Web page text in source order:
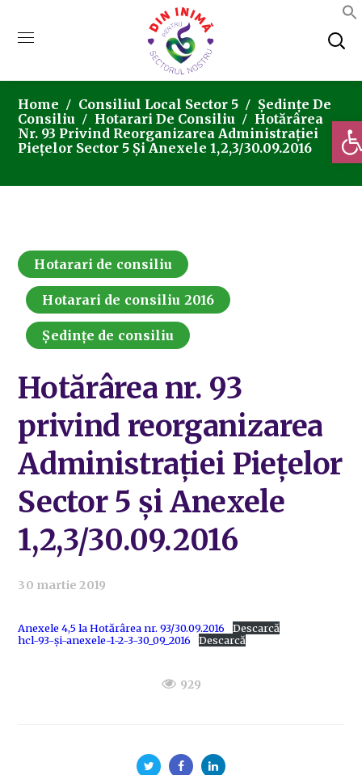
Home Consiliul Local Sector 5
Ședințe De
Consiliu
Hotarari De Consiliu
Hotărârea
Nr. 93 Privind Reorganizarea Administrației
Piețelor Sector 5 Și Anexele 1,2,3/30.09.2016
Hotarari de consiliu
Hotarari de consiliu 2016
Ședințe de consiliu
Hotărârea nr. 93
privind reorganizarea
Administrației Piețelor
Sector 5 și Anexele
1,2,3/30.09.2016
30 martie 2019
Anexele 4,5 la Hotărârea nr. 93/30.09.2016
Descarcă
hcl-93-și-anexele-1-2-3-30_09_2016
Descarcă
929